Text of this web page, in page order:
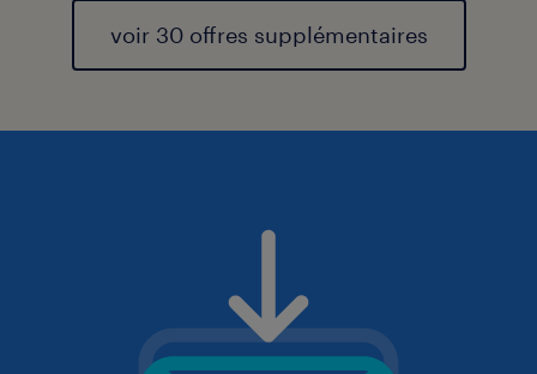
voir 30 offres supplémentaires